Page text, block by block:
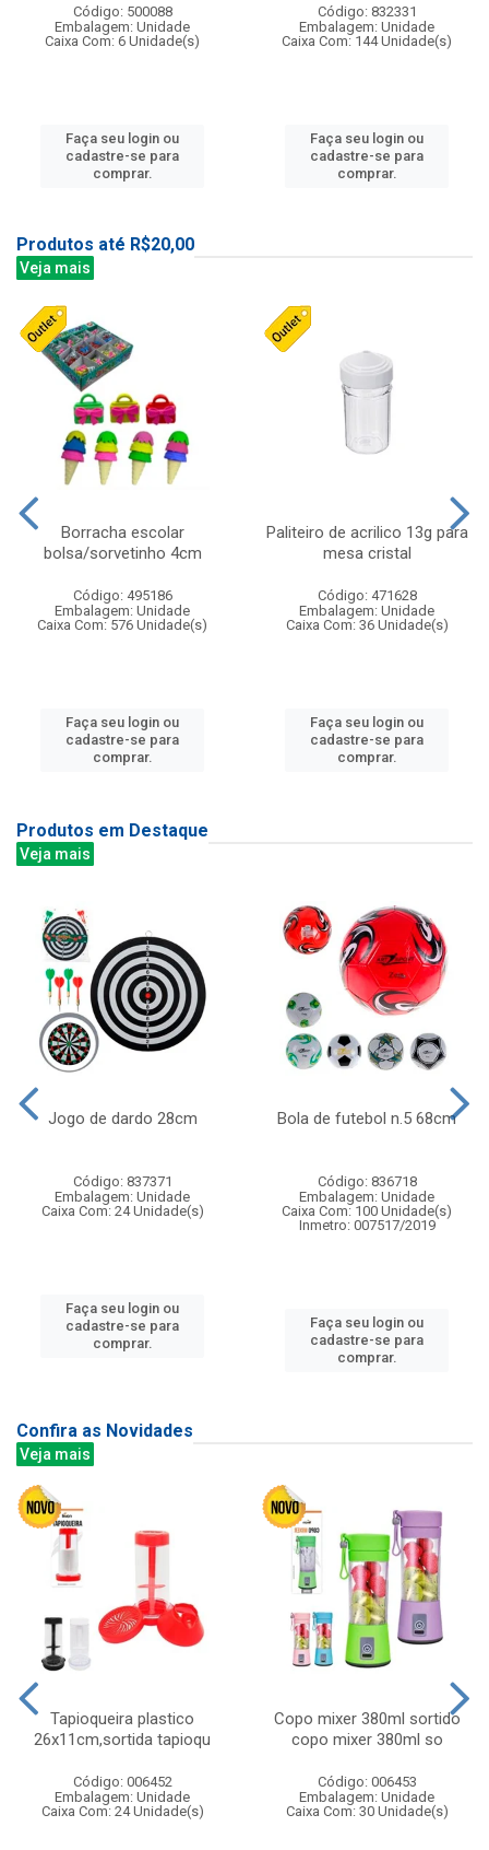
Código: 500088
Embalagem: Unidade
Caixa Com: 6 Unidade(s)
Faça seu login ou
cadastre-se para
comprar.
Código: 832331
Embalagem: Unidade
Caixa Com: 144 Unidade(s)
Faça seu login ou
cadastre-se para
comprar.
Produtos até R$20,00
Veja mais
Borracha escolar
bolsa/sorvetinho 4cm
Código: 495186
Embalagem: Unidade
Caixa Com: 576 Unidade(s)
Faça seu login ou
cadastre-se para
comprar.
Paliteiro de acrilico 13g para
mesa cristal
Código: 471628
Embalagem: Unidade
Caixa Com: 36 Unidade(s)
Faça seu login ou
cadastre-se para
comprar.
Produtos em Destaque
Veja mais
Jogo de dardo 28cm
Código: 837371
Embalagem: Unidade
Caixa Com: 24 Unidade(s)
Faça seu login ou
cadastre-se para
comprar.
Bola de futebol n.5 68cm
Código: 836718
Embalagem: Unidade
Caixa Com: 100 Unidade(s)
Inmetro: 007517/2019
Faça seu login ou
cadastre-se para
comprar.
Confira as Novidades
Veja mais
Tapioqueira plastico
26x11cm,sortida tapioqu
Código: 006452
Embalagem: Unidade
Caixa Com: 24 Unidade(s)
Copo mixer 380ml sortido
copo mixer 380ml so
Código: 006453
Embalagem: Unidade
Caixa Com: 30 Unidade(s)